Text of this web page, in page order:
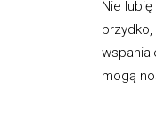
Nie
mogą